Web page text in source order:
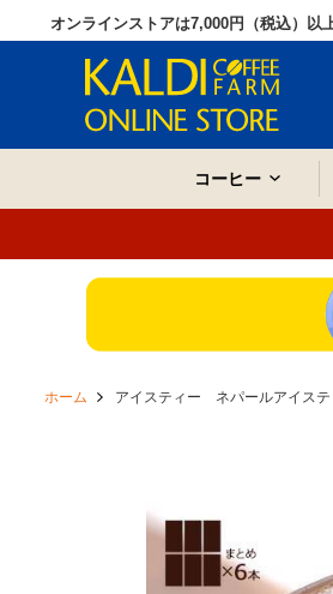
オンラインストアは7,000円（税込）以
コーヒー
ホーム アイスティー ネパールアイス